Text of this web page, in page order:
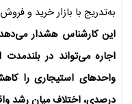
به‌تدریج با بازار خرید و
این کارشناس هشدار
اجاره می‌تواند در
درصدی، اختلاف میان رشد